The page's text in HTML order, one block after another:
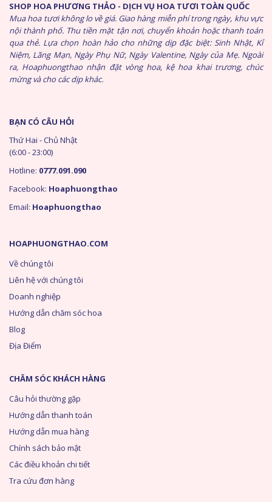
SHOP HOA PHƯƠNG THẢO - DỊCH VỤ HOA TƯƠI TOÀN QUỐC
Mua hoa tươi không lo về giá. Giao hàng miễn phí trong ngày, khu vực
nội thành phố. Thu tiền mặt tận nơi, chuyển khoản hoặc thanh toán
qua thẻ. Lựa chọn hoàn hảo cho những dịp đặc biệt: Sinh Nhật, Kỉ
Niệm, Lãng Mạn, Ngày Phụ Nữ, Ngày Valentine, Ngày của Mẹ. Ngoài
ra, Hoaphuongthao nhận đặt vòng hoa, kệ hoa khai trương, chúc
mừng và cho các dịp khác.
HOAPHUONGTHAO.COM
Về chúng tôi
Liên hệ với chúng tôi
Doanh nghiệp
Hướng dẫn chăm sóc hoa
Blog
Địa Điểm
CHĂM SÓC KHÁCH HÀNG
Câu hỏi thường gặp
Hướng dẫn thanh toán
Hướng dẫn mua hàng
Chính sách bảo mật
Các điều khoản chi tiết
Tra cứu đơn hàng
BẠN CÓ CÂU HỎI
Thứ Hai - Chủ Nhật
(6:00 - 23:00)
Hotline: 0777.091.090
Facebook: Hoaphuongthao
Email: Hoaphuongthao